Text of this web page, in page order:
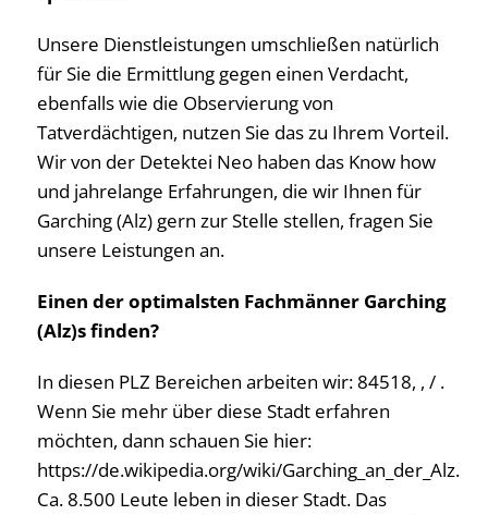
Unsere Dienstleistungen umschließen natürlich
für Sie die Ermittlung gegen einen Verdacht,
ebenfalls wie die Observierung von
Tatverdächtigen, nutzen Sie das zu Ihrem Vorteil.
Wir von der Detektei Neo haben das Know how
und jahrelange Erfahrungen, die wir Ihnen für
Garching (Alz) gern zur Stelle stellen, fragen Sie
unsere Leistungen an.
Einen der optimalsten Fachmänner Garching
(Alz)s finden?
In diesen PLZ Bereichen arbeiten wir: 84518, , / .
Wenn Sie mehr über diese Stadt erfahren
möchten, dann schauen Sie hier:
https://de.wikipedia.org/wiki/Garching_an_der_Alz.
Ca. 8.500 Leute leben in dieser Stadt. Das